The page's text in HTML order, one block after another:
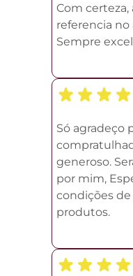
Com certeza,
referencia
Sempre
Só agradeço
generoso.
por mim,
condições
produtos.